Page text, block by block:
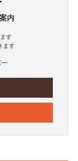
内
す
ます